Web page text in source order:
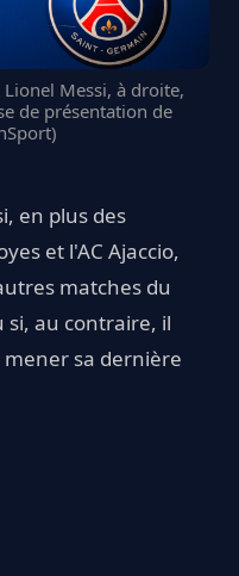
Messi, à droite,
de présentation de
en plus des
et l'AC Ajaccio,
matches du
si, au contraire, il
sa dernière